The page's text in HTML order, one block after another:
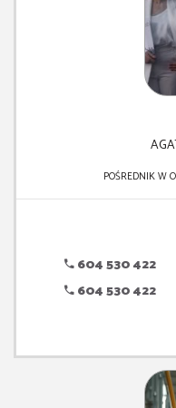
POŚREDNIK W
604 530 422
604 530 422